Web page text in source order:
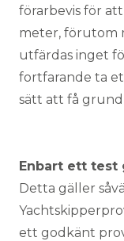
förarbevis för
meter, förutom
utfärdas inget
fortfarande ta
sätt att få
Enbart ett
Detta gäller
ett godkänt